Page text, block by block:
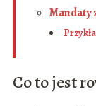
Mandaty
Co to jest